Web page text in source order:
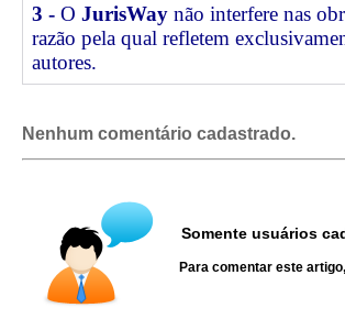
3 - O JurisWay não interfere nas
razão pela qual refletem
autores.
Nenhum comentário cadastrado.
Somente usuários
Para comentar este